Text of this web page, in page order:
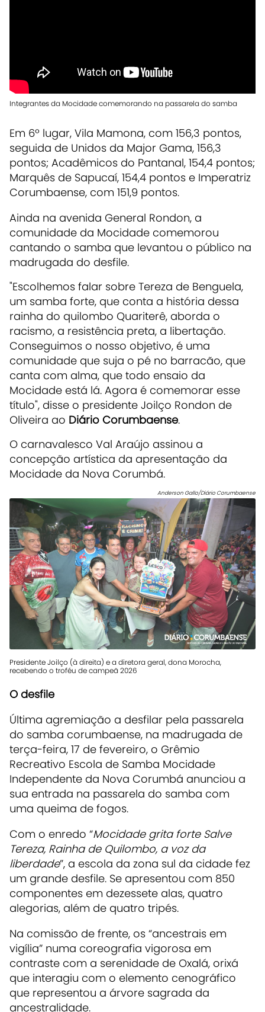
Integrantes da Mocidade comemorando na passarela do samba
Em 6º lugar, Vila Mamona, com 156,3 pontos,
seguida de Unidos da Major Gama, 156,3
pontos; Acadêmicos do Pantanal, 154,4 pontos;
Marquês de Sapucaí, 154,4 pontos e Imperatriz
Corumbaense, com 151,9 pontos.
Ainda na avenida General Rondon, a
comunidade da Mocidade comemorou
cantando o samba que levantou o público na
madrugada do desfile.
"Escolhemos falar sobre Tereza de Benguela,
um samba forte, que conta a história dessa
rainha do quilombo Quariterê, aborda o
racismo, a resistência preta, a libertação.
Conseguimos o nosso objetivo, é uma
comunidade que suja o pé no barracão, que
canta com alma, que todo ensaio da
Mocidade está lá. Agora é comemorar esse
título", disse o presidente Joilço Rondon de
Oliveira ao Diário Corumbaense.
O carnavalesco Val Araújo assinou a
concepção artística da apresentação da
Mocidade da Nova Corumbá.
Anderson Gallo/Diário Corumbaense
Presidente Joilço (à direita) e a diretora geral, dona Morocha,
recebendo o troféu de campeã 2026
O desfile
Última agremiação a desfilar pela passarela
do samba corumbaense, na madrugada de
terça-feira, 17 de fevereiro, o Grêmio
Recreativo Escola de Samba Mocidade
Independente da Nova Corumbá anunciou a
sua entrada na passarela do samba com
uma queima de fogos.
Com o enredo “Mocidade grita forte Salve
Tereza, Rainha de Quilombo, a voz da
liberdade”, a escola da zona sul da cidade fez
um grande desfile. Se apresentou com 850
componentes em dezessete alas, quatro
alegorias, além de quatro tripés.
Na comissão de frente, os “ancestrais em
vigília” numa coreografia vigorosa em
contraste com a serenidade de Oxalá, orixá
que interagiu com o elemento cenográfico
que representou a árvore sagrada da
ancestralidade.